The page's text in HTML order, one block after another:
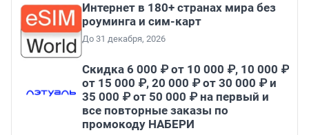
Интернет в 180+ странах мира без
роуминга и сим-карт
До 31 декабря, 2026
Скидка 6 000 ₽ от 10 000 ₽, 10 000 ₽
от 15 000 ₽, 20 000 ₽ от 30 000 ₽ и
35 000 ₽ от 50 000 ₽ на первый и
все повторные заказы по
промокоду НАБЕРИ